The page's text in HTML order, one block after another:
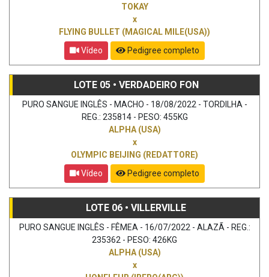
TOKAY
x
FLYING BULLET (MAGICAL MILE(USA))
Vídeo
Pedigree completo
LOTE 05 • VERDADEIRO FON
PURO SANGUE INGLÊS - MACHO - 18/08/2022 - TORDILHA -
REG.: 235814 - PESO: 455KG
ALPHA (USA)
x
OLYMPIC BEIJING (REDATTORE)
Vídeo
Pedigree completo
LOTE 06 • VILLERVILLE
PURO SANGUE INGLÊS - FÊMEA - 16/07/2022 - ALAZÃ - REG.:
235362 - PESO: 426KG
ALPHA (USA)
x